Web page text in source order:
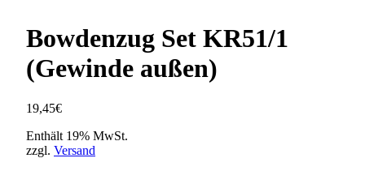
Bowdenzug Set KR51/1
(Gewinde außen)
19,45€
Enthält 19% MwSt.
zzgl. Versand